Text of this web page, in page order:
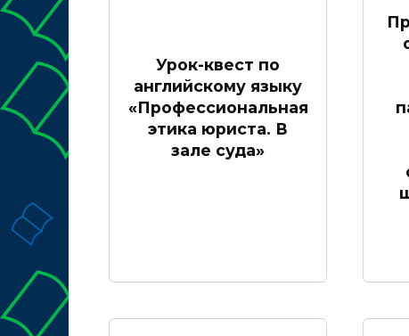
Урок-квест по
английскому языку
«Профессиональная
этика юриста. В
зале суда»